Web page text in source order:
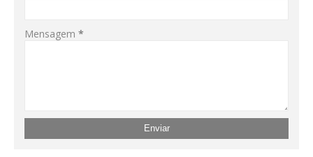
Mensagem *